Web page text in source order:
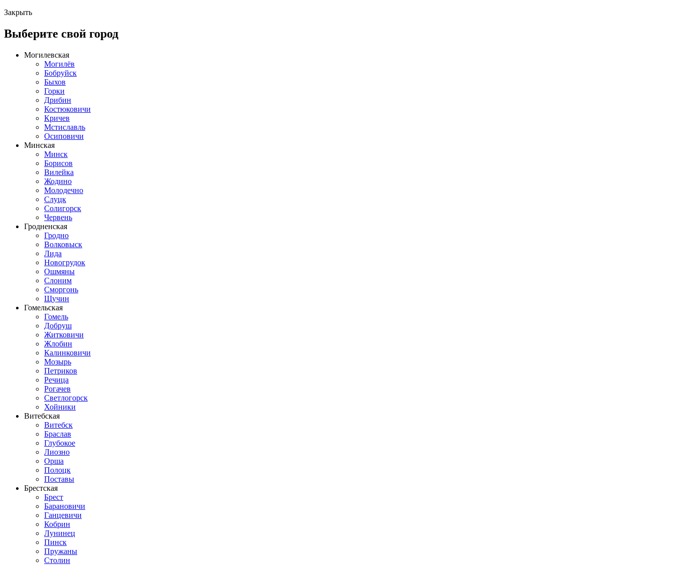
Закрыть
Выберите свой город
Могилевская
Могилёв
Бобруйск
Быхов
Горки
Дрибин
Костюковичи
Кричев
Мстиславль
Осиповичи
Минская
Минск
Борисов
Вилейка
Жодино
Молодечно
Слуцк
Солигорск
Червень
Гродненская
Гродно
Волковыск
Лида
Новогрудок
Ошмяны
Слоним
Сморгонь
Щучин
Гомельская
Гомель
Добруш
Житковичи
Жлобин
Калинковичи
Мозырь
Петриков
Речица
Рогачев
Светлогорск
Хойники
Витебская
Витебск
Браслав
Глубокое
Лиозно
Орша
Полоцк
Поставы
Брестская
Брест
Барановичи
Ганцевичи
Кобрин
Лунинец
Пинск
Пружаны
Столин